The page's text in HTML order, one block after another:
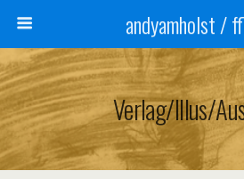
andyamholst /
Verlag/illus/